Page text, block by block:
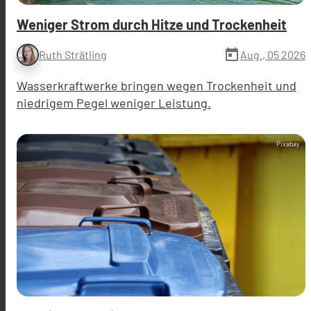
Weniger Strom durch Hitze und Trockenheit
Ruth Strätling today Aug., 05 2026
Wasserkraftwerke bringen wegen Trockenheit und
niedrigem Pegel weniger Leistung.
Pixabay